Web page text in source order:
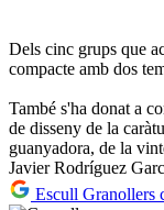
Dels cinc grups que
compacte amb dos
També s'ha donat a
de disseny de la
guanyadora, de la
Javier Rodríguez
Escull Granollers